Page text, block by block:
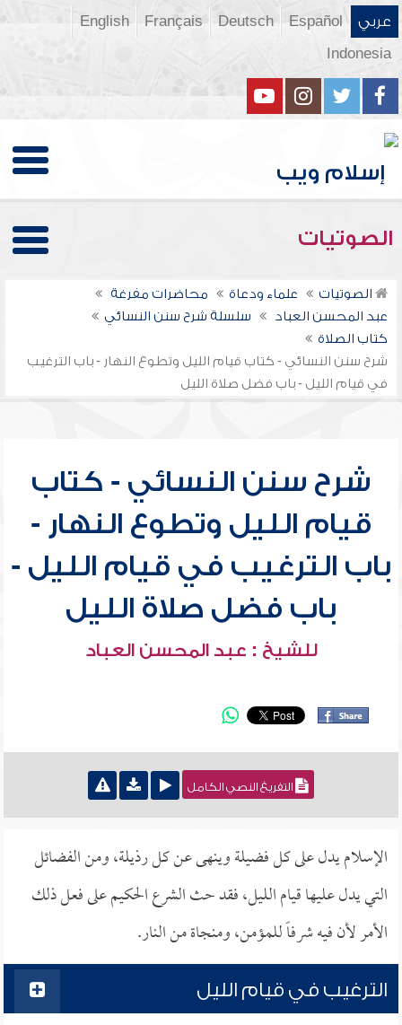
عربي Español
Deutsch
Français
English
Indonesia
الصوتيات
الصوتيات علماء ودعاة
محاضرات مفرغة
عبد المحسن العباد
سلسلة شرح سنن النسائي
كتاب الصلاة
شرح سنن النسائي - كتاب قيام الليل وتطوع النهار - باب الترغيب
في قيام الليل - باب فضل صلاة الليل
شرح سنن النسائي - كتاب
قيام الليل وتطوع النهار -
باب الترغيب في قيام الليل -
باب فضل صلاة الليل
للشيخ : عبد المحسن العباد
التفريغ النصي الكامل
الإسلام يدل على كل فضيلة وينهى عن كل رذيلة، ومن الفضائل
التي يدل عليها قيام الليل، فقد حث الشرع الحكيم على فعل ذلك
الأمر لأن فيه شرفاً للمؤمن، ومنجاة من النار.
الترغيب في قيام الليل